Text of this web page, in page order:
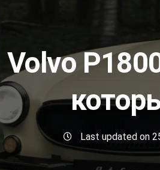
Volvo
Last updated on